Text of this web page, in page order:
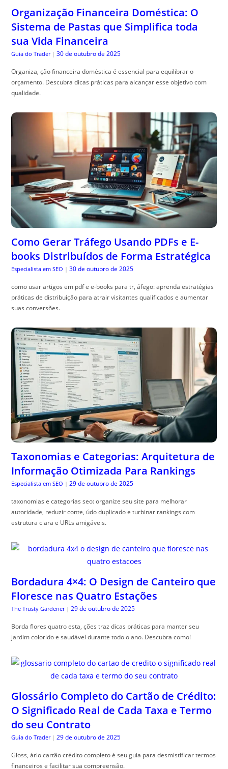
Organização Financeira Doméstica: O
Sistema de Pastas que Simplifica toda
sua Vida Financeira
Guia do Trader | 30 de outubro de 2025
Organiza, ção financeira doméstica é essencial para equilibrar o
orçamento. Descubra dicas práticas para alcançar esse objetivo com
qualidade.
Como Gerar Tráfego Usando PDFs e E-
books Distribuídos de Forma Estratégica
Especialista em SEO | 30 de outubro de 2025
como usar artigos em pdf e e-books para tr, áfego: aprenda estratégias
práticas de distribuição para atrair visitantes qualificados e aumentar
suas conversões.
Taxonomias e Categorias: Arquitetura de
Informação Otimizada Para Rankings
Especialista em SEO | 29 de outubro de 2025
taxonomias e categorias seo: organize seu site para melhorar
autoridade, reduzir conte, údo duplicado e turbinar rankings com
estrutura clara e URLs amigáveis.
Bordadura 4×4: O Design de Canteiro que
Floresce nas Quatro Estações
The Trusty Gardener | 29 de outubro de 2025
Borda flores quatro esta, ções traz dicas práticas para manter seu
jardim colorido e saudável durante todo o ano. Descubra como!
Glossário Completo do Cartão de Crédito:
O Significado Real de Cada Taxa e Termo
do seu Contrato
Guia do Trader | 29 de outubro de 2025
Gloss, ário cartão crédito completo é seu guia para desmistificar termos
financeiros e facilitar sua compreensão.